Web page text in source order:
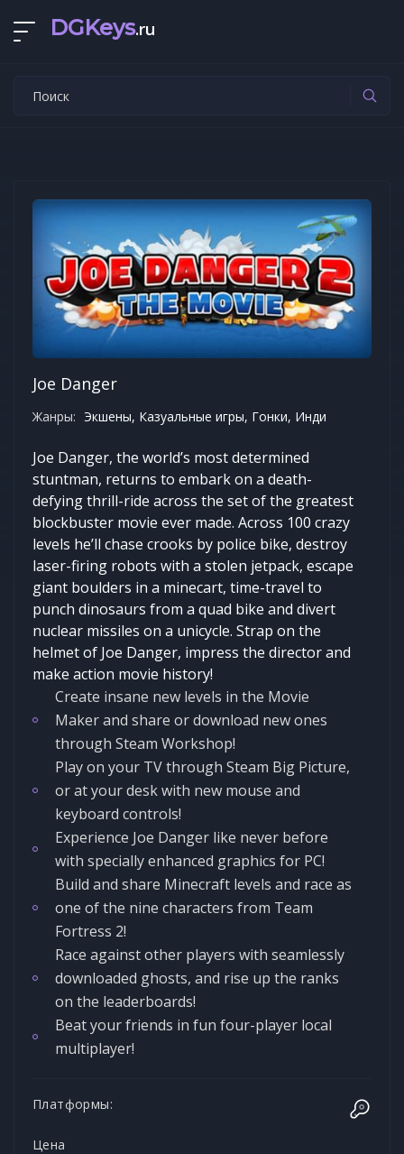
DGKeys.ru
Joe Danger
Жанры: Экшены, Казуальные игры, Гонки, Инди
Joe Danger, the world’s most determined
stuntman, returns to embark on a death-
defying thrill-ride across the set of the greatest
blockbuster movie ever made. Across 100 crazy
levels he’ll chase crooks by police bike, destroy
laser-firing robots with a stolen jetpack, escape
giant boulders in a minecart, time-travel to
punch dinosaurs from a quad bike and divert
nuclear missiles on a unicycle. Strap on the
helmet of Joe Danger, impress the director and
make action movie history!
Create insane new levels in the Movie
Maker and share or download new ones
through Steam Workshop!
Play on your TV through Steam Big Picture,
or at your desk with new mouse and
keyboard controls!
Experience Joe Danger like never before
with specially enhanced graphics for PC!
Build and share Minecraft levels and race as
one of the nine characters from Team
Fortress 2!
Race against other players with seamlessly
downloaded ghosts, and rise up the ranks
on the leaderboards!
Beat your friends in fun four-player local
multiplayer!
Платформы:
Цена